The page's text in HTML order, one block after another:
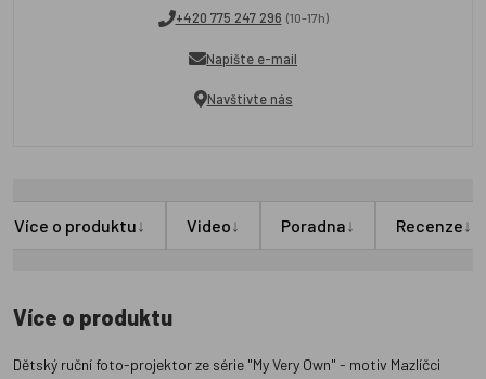
+420 775 247 296 (10-17h)
Napište e-mail
Navštivte nás
Více o produktu↓ Video↓ Poradna↓ Recenze↓
Více o produktu
Dětský ruční foto-projektor ze série "My Very Own" - motiv Mazlíčci